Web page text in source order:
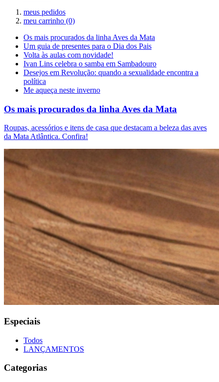
meus pedidos
meu carrinho (0)
Os mais procurados da linha Aves da Mata
Um guia de presentes para o Dia dos Pais
Volta às aulas com novidade!
Ivan Lins celebra o samba em Sambadouro
Desejos em Revolução: quando a sexualidade encontra a
política
Me aqueça neste inverno
Os mais procurados da linha Aves da Mata
Roupas, acessórios e itens de casa que destacam a beleza das aves
da Mata Atlântica. Confira!
Especiais
Todos
LANÇAMENTOS
Categorias